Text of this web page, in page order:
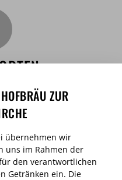
ZUR
übernehmen wir
uns im Rahmen der
den verantwortlichen
Getränken ein. Die